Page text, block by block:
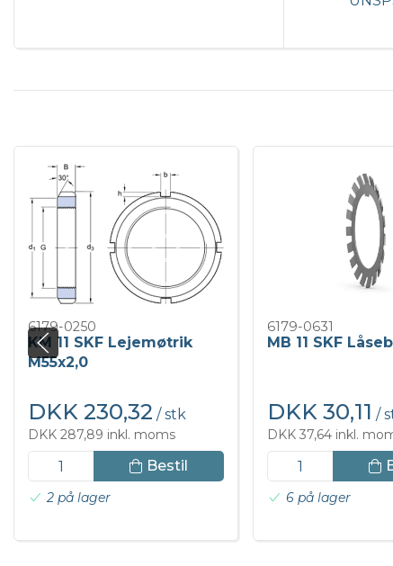
6179-0250
KM 11 SKF Lejemøtrik
M55x2,0
DKK 230,32 / stk
DKK 287,89 inkl. moms
Bestil
2 på lager
6179-0631
MB 11 SKF
DKK 30,11 /
DKK 37,64 inkl.
6 på lager